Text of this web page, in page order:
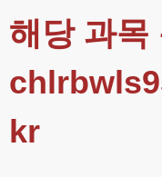
해당 과목
kr